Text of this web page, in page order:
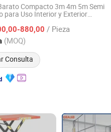
Compacto 3m 4m 5m Semi
para Uso Interior y Exterior
Hidráulico MóvilMesa
880,00 / Pieza
(MOQ)
Consulta
Ltd.
Desde 2022